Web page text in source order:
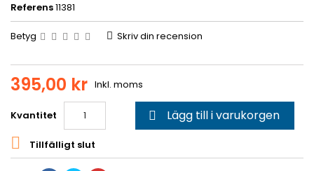
Referens11381
Betyg Skriv din recension
395,00 kr Inkl. moms
Kvantitet  Lägg till i varukorgen
 Tillfälligt slut